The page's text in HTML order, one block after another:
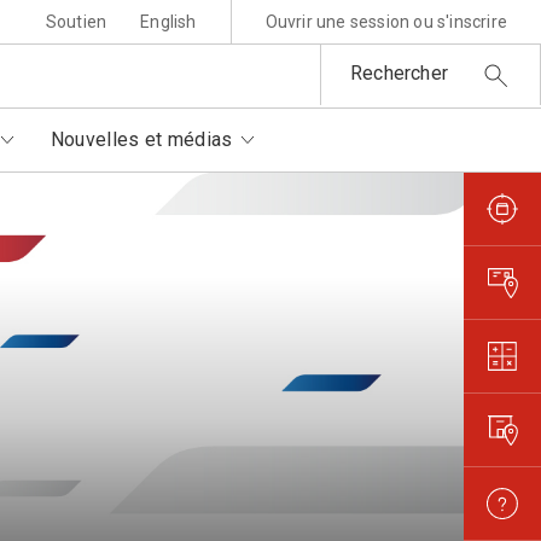
Soutien English Ouvrir une session ou s'inscrire
Rechercher
et règlements
Nouvelles et médias
et interruptions